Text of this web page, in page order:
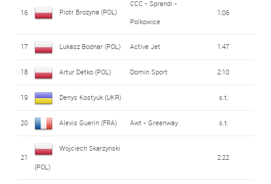
16 Piotr Brozyna (POL)
CCC - Sprandi -
Polkowice
1:06
17 Lukasz Bodnar (POL) Active Jet 1:47
18 Artur Detko (POL) Domin Sport 2:10
19 Denys Kostyuk (UKR) s.t.
20 Alexis Guerin (FRA) Awt - Greenway s.t.
21
Wojciech Skarzynski
(POL)
2:22